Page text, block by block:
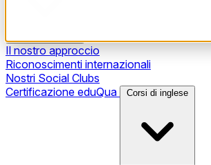
Il nostro approccio
Riconoscimenti internazionali
Nostri Social Clubs
Certificazione eduQua
Corsi di inglese